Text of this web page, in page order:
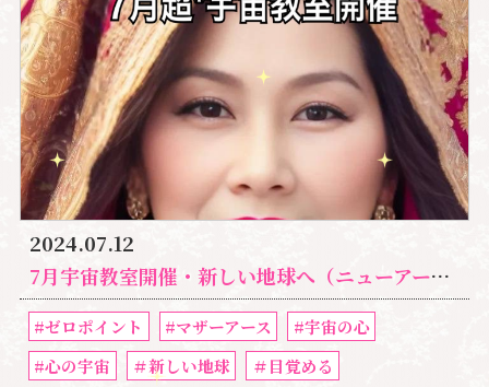
2024.07.12
7月宇宙教室開催・新しい地球へ（ニューアース）目覚める為の実践法とは｜湘南心の森
#ゼロポイント #マザーアース
#宇宙の心
#心の宇宙
＃新しい地球 ＃目覚める